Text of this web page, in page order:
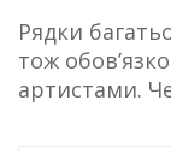
Рядки
тож
артистами.